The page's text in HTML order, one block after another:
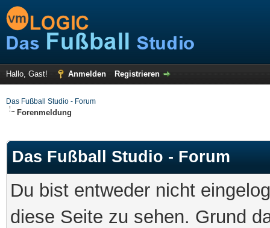
Hallo, Gast! Anmelden Registrieren
Das Fußball Studio - Forum
Forenmeldung
Das Fußball Studio - Forum
Du bist entweder nicht
diese Seite zu sehen. Grund